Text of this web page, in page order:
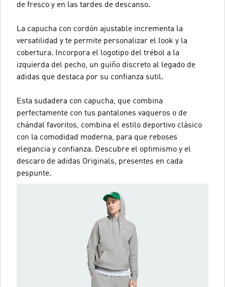
de fresco y en las tardes de descanso.
La capucha con cordón ajustable incrementa la
versatilidad y te permite personalizar el look y la
cobertura. Incorpora el logotipo del trébol a la
izquierda del pecho, un guiño discreto al legado de
adidas que destaca por su confianza sutil.
Esta sudadera con capucha, que combina
perfectamente con tus pantalones vaqueros o de
chándal favoritos, combina el estilo deportivo clásico
con la comodidad moderna, para que reboses
elegancia y confianza. Descubre el optimismo y el
descaro de adidas Originals, presentes en cada
pespunte.